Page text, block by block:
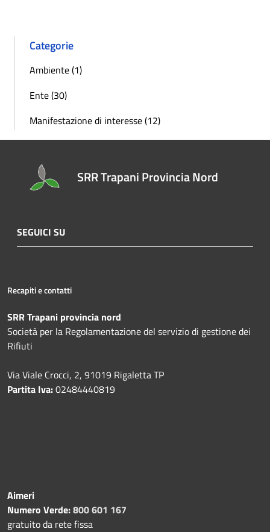
Categorie
Ambiente (1)
Ente (30)
Manifestazione di interesse (12)
SRR Trapani Provincia Nord
SEGUICI SU
Recapiti e contatti
SRR Trapani provincia nord
Società per la Regolamentazione del servizio di gestione dei
Rifiuti
Via Viale Crocci, 2, 91019 Rigaletta TP
Partita Iva:02484440819
Aimeri
Numero Verde:800 601 167
gratuito da rete fissa